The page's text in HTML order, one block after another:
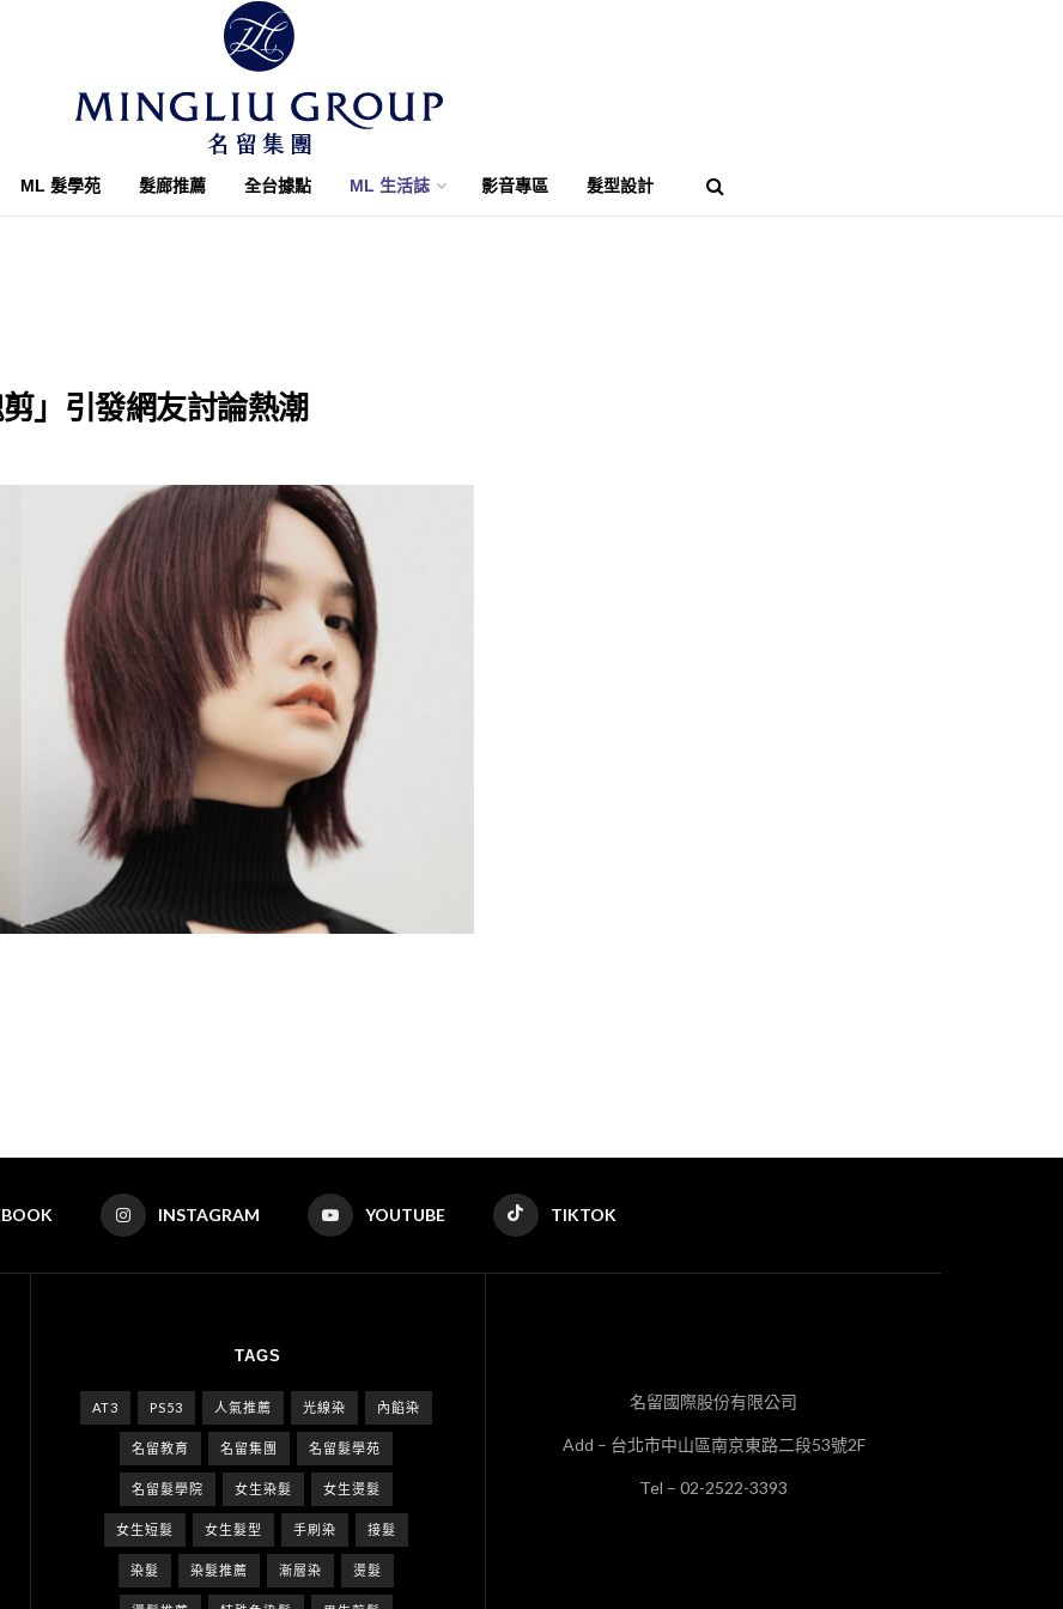
ML 髮學苑 髮廊推薦 全台據點 ML 生活誌 影音專區 髮型設計
」引發網友討論熱潮
INSTAGRAM YOUTUBE TIKTOK
TAGS
AT3 PS53 人氣推薦 光線染 內餡染
名留教育 名留集團 名留髮學苑
名留髮學院 女生染髮 女生燙髮
女生短髮 女生髮型 手刷染 接髮
染髮 染髮推薦 漸層染 燙髮
名留國際股份有限公司
Add – 台北市中山區南京東路二段53號2F
Tel – 02-2522-3393